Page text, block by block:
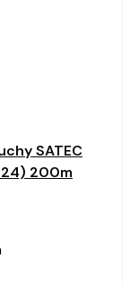
SATEC
200m